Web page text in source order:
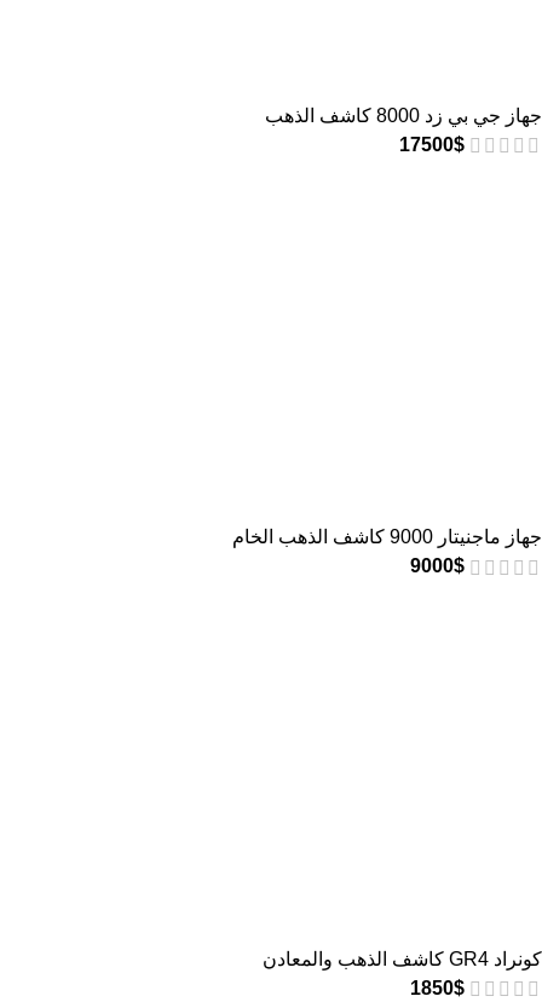
جهاز جي بي زد 8000 كاشف الذهب
17500$
جهاز ماجنيتار 9000 كاشف الذهب الخام
9000$
كونراد GR4 كاشف الذهب والمعادن
1850$